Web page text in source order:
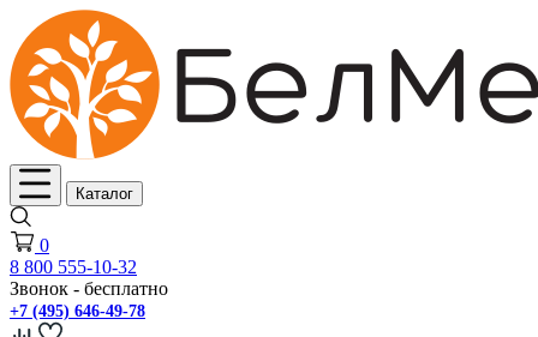
Каталог
0
8 800 555-10-32
Звонок - бесплатно
+7 (495) 646-49-78